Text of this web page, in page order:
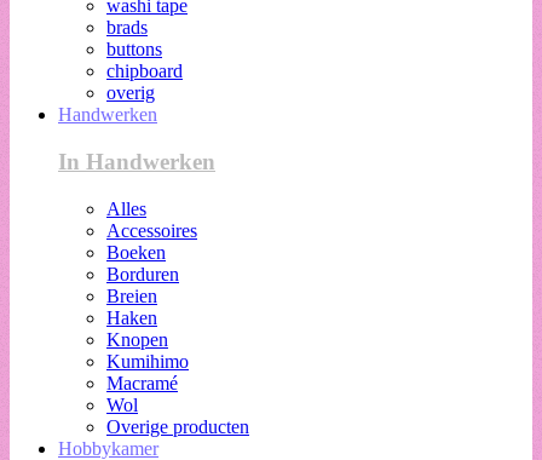
washi tape
brads
buttons
chipboard
overig
Handwerken
In Handwerken
Alles
Accessoires
Boeken
Borduren
Breien
Haken
Knopen
Kumihimo
Macramé
Wol
Overige producten
Hobbykamer